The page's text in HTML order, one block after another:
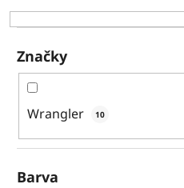
k
t
ůZnačky
Wrangler 10
Barva